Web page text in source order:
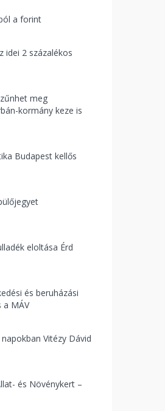
a forint
idei 2 százalékos
meg
kormány keze is
Budapest kellős
eloltása Érd
és beruházási
a MÁV
Vitézy Dávid
és Növénykert –